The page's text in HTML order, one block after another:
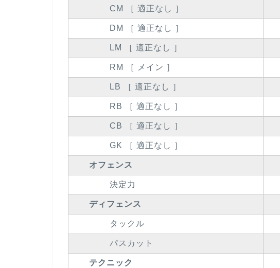
CM ［ 適正なし ］
DM ［ 適正なし ］
LM ［ 適正なし ］
RM ［ メイン ］
LB ［ 適正なし ］
RB ［ 適正なし ］
CB ［ 適正なし ］
GK ［ 適正なし ］
オフェンス
決定力
ディフェンス
タックル
パスカット
テクニック